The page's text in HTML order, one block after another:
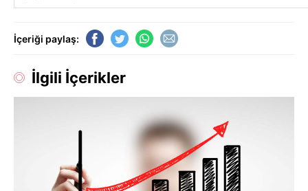
İçeriği paylaş:
İlgili İçerikler